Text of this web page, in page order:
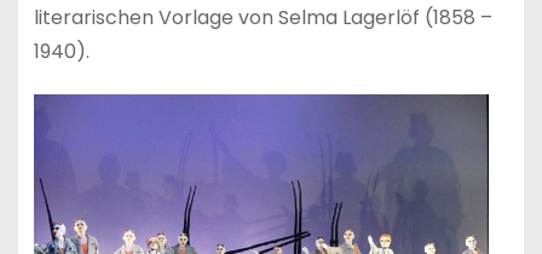
literarischen Vorlage von Selma Lagerlöf (1858 –
1940).